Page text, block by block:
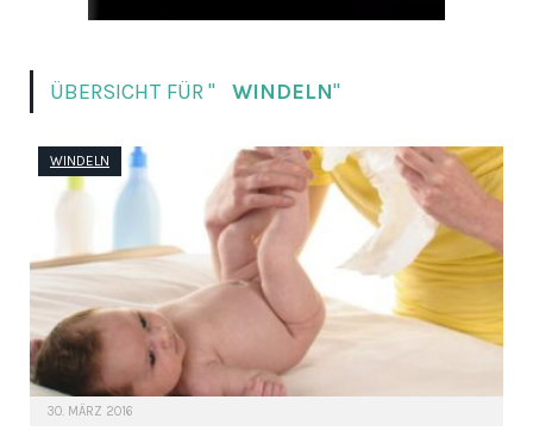
ÜBERSICHT FÜR " WINDELN"
WINDELN
30. MÄRZ 2016